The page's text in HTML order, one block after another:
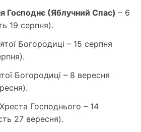
Господнє (Яблучний Спас) – 6
19 серпня).
Богородиці – 15 серпня
Богородиці – 8 вересня
Господнього – 14
27 вересня).